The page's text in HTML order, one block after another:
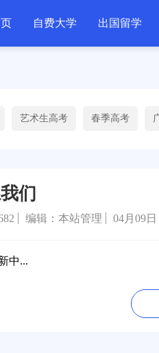
自费大学 出国留学
艺术生高考 春季高考
们
编辑：本站管理 04月09日
中...